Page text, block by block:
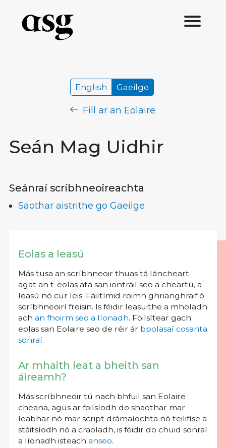
Seán Mag Uidhir
English Gaeilge
Fill ar an Eolaire
Seánraí scríbhneoireachta
Saothar aistrithe go Gaeilge
Eolas a leasú
Más tusa an scríbhneoir thuas tá láncheart
agat an t-eolas atá san iontráil seo a cheartú, a
leasú nó cur leis. Fáiltímid roimh ghrianghraif ó
scríbhneoirí freisin. Is féidir leasuithe a mholadh
ach an fhoirm seo a líonadh. Foilsítear gach
eolas san Eolaire seo de réir ár bpolasaí cosanta
sonraí.
Ar mhaith leat a bheith san
áireamh?
Más scríbhneoir tú nach bhfuil san Eolaire
cheana, agus ar foilsíodh do shaothar mar
leabhar nó mar script drámaíochta nó teilifíse a
stáitsíodh nó a craoladh, is féidir do chuid sonraí
a líonadh isteach anseo.